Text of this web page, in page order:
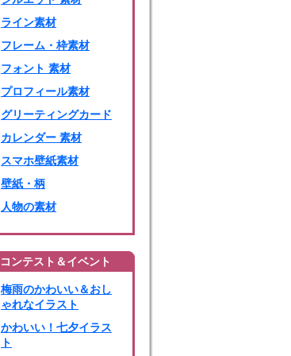
ライン素材
フレーム・枠素材
フォント 素材
プロフィール素材
グリーティングカード
カレンダー 素材
スマホ壁紙素材
壁紙・柄
人物の素材
コンテスト＆イベント
梅雨のかわいい＆おし
ゃれなイラスト
かわいい！七夕イラス
ト